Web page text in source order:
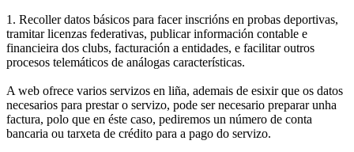
1. Recoller datos básicos para facer inscrións en probas deportivas,
tramitar licenzas federativas, publicar información contable e
financieira dos clubs, facturación a entidades, e facilitar outros
procesos telemáticos de análogas características.
A web ofrece varios servizos en liña, ademais de esixir que os datos
necesarios para prestar o servizo, pode ser necesario preparar unha
factura, polo que en éste caso, pediremos un número de conta
bancaria ou tarxeta de crédito para a pago do servizo.